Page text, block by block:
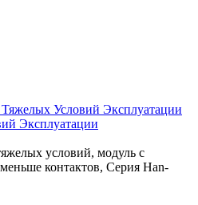
Условий Эксплуатации
Эксплуатации
условий, модуль с
контактов, Серия Han-